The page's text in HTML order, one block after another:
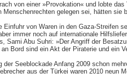
von einer »Provokation« und lobte
Menschenrechten gelegen sei, hätten sie
Einfuhr von Waren in den Gaza-Streifen
immer noch auf internationale
Sami Abu Suhri: »Der Angriff der
Bord sind ein Akt der Piraterie und ein
der Seeblockade Anfang 2009 schon
aus der Türkei waren 2010 neun